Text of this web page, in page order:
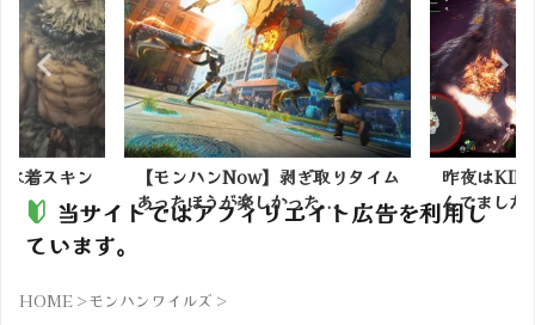
取りタイム
た...
昨夜はKIRARAさんのお部屋で遊
んでました。2024...
【モンハ
イビルジ
当サイトではアフィリエイト広告を利用し
ています。
HOME >モンハンワイルズ >